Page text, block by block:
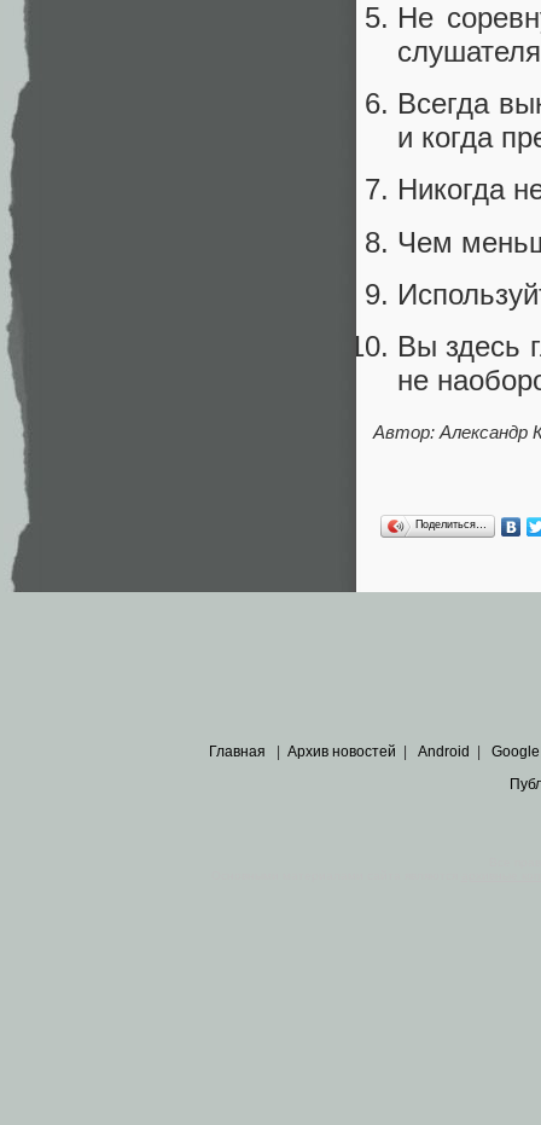
Не
Всегда
и когда
Никогда
Чем
Вы здесь
не
Автор: Александр
Поделиться…
Главная Архив новостей Android Google